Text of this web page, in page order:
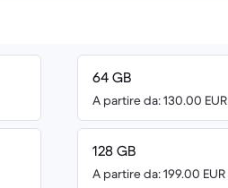
64 GB
A partire da: 130.00 EUR
128 GB
A partire da: 199.00 EUR